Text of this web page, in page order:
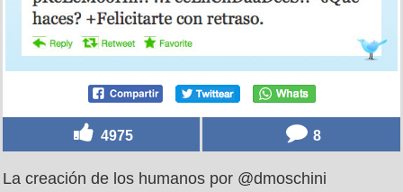
4975 8
La creación de los humanos por @dmoschini